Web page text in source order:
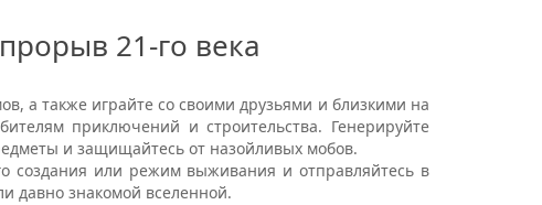
21-го века
а также играйте со своими друзьями и близкими на
приключений и строительства. Генерируйте
и защищайтесь от назойливых мобов.
или режим выживания и отправляйтесь в
давно знакомой вселенной.